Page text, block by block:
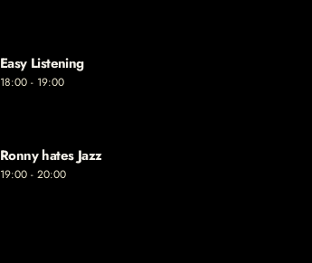
Easy Listening
18:00 - 19:00
Ronny hates Jazz
19:00 - 20:00